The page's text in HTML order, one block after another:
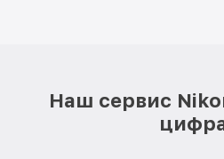
Наш сервис